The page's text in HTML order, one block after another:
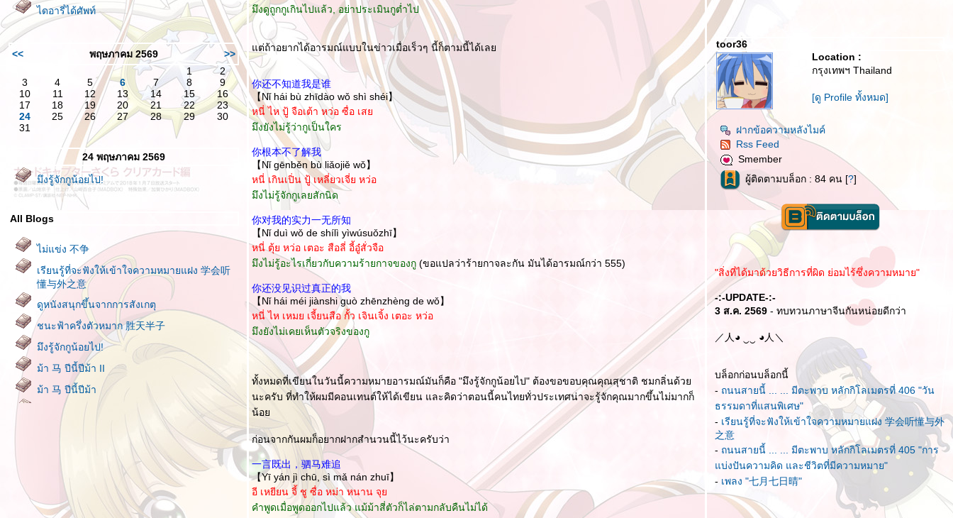
ไดอารี่ได้ศัพท์
<< พฤษภาคม 2569
>>
1
2
3
4 5 6 7 8
9
10
11 12 13 14 15
16
17
18 19 20 21 22
23
24
25 26 27 28 29
30
31
24 พฤษภาคม 2569
มึงรู้จักกูน้อยไป!
All Blogs
ไม่แข่ง 不争
เรียนรู้ที่จะฟังให้เข้าใจความหมายแฝง 学会听
懂与外之意
ดูหนังสนุกขึ้นจากการสังเกตุ
ชนะฟ้าครึ่งตัวหมาก 胜天半子
มึงรู้จักกูน้อยไป!
ม้า 马 ปีนี้ปีม้า II
ม้า 马 ปีนี้ปีม้า
คนฉลาด มี 9 อย่างที่ควรพูด และ 9 อย่างที่ไม่
บิดาแห่งความสำเร็จ 成功之父
บ้านยิ่งรกเท่าไหร่ คนที่อยู่ก็ยิ่งยากจนเท่านั้น 房
间有多乱 人就有多穷
ฉันได้เรียนรู้จากคำพูดนี้ 我被这段话教育了
มึงดูถูกกูเกินไปแล้ว, อย่าประเมินกูต่ำไป
ต่ถ้าอยากได้อารมณ์แบบในข่าวเมื่อเร็วๆ นี้ก็ตามนี้ได้เล
你还不知道我是谁
【Nǐ hái bù zhīdào wǒ shì shéi】
หนี่ ไห ปู้ จือเต้า หว่อ ซื่อ เส
มึงยังไม่รู้ว่ากูเป็นใคร
你根本不了解我
【Nǐ gēnběn bù liǎojiě wǒ】
หนี่ เกินเปิ่น ปู้ เหลี่ยวเจี่ย หว่อ
มึงไม่รู้จักกูเลยสักนิด
你对我的实力一无所知
【Nǐ duì wǒ de shílì yìwúsuǒzhī】
หนี่ ตุ้ย หว่อ เตอะ สือลี่ อี้อู๋สั่วจือ
มึงไม่รู้อะไรเกี่ยวกับความร้ายกาจของกู (ขอแปลว่าร้ายกาจละกัน มันได้อารมณ์กว่า 555)
你还没见识过真正的我
【Nǐ hái méi jiànshi guò zhēnzhèng de wǒ】
หนี่ ไห เหมย เจี้ยนสือ กั้ว เจินเจิ้ง เตอะ หว่อ
มึงยังไม่เคยเห็นตัวจริงของกู
ทั้งหมดที่เขียนในวันนี้ความหมายอารมณ์มันก็คือ "มึงรู้จักกูน้อยไป" ต้องขอขอบคุณคุณสุชาติ ชมกลิ่นด้ว
นะครับ ที่ทำให้ผมมีคอนเทนต์ให้ได้เขียน และคิดว่าตอนนี้คนไทยทั่วประเทศน่าจะรู้จักคุณมากขึ้นไม่มากก็
น้อ
ก่อนจากกันผมก็อยากฝากสำนวนนี้ไว้นะครับว่า
一言既出，驷马难追
【Yī yán jì chū, sì mǎ nán zhuī】
อี เหยียน จี้ ชู ซื่อ หม่า หนาน จุ
คำพูดเมื่อพูดออกไปแล้ว แม้ม้าสี่ตัวก็ไล่ตามกลับคืนไม่ได้
toor36
Location :
กรุงเทพฯ Thailand
[ดู Profile ทั้งหมด]
ฝากข้อความหลังไมค์
Rss Feed
Smember
ผู้ติดตามบล็อก : 84 คน [?]
"สิ่งที่ได้มาด้วยวิธีการที่ผิด ย่อมไร้ซึ่งความหมาย"
-:-UPDATE-:-
3 ส.ค. 2569 - ทบทวนภาษาจีนกันหน่อยดีกว่า
／人◕ ‿‿ ◕人＼
บล็อกก่อนบล็อกนี้
- ถนนสายนี้ ... ... มีตะพาบ หลักกิโลเมตรที่ 406 "วัน
ธรรมดาที่แสนพิเศษ"
- เรียนรู้ที่จะฟังให้เข้าใจความหมายแฝง 学会听懂与外
之意
- ถนนสายนี้ ... ... มีตะพาบ หลักกิโลเมตรที่ 405 "การ
บ่งปันความคิด และชีวิตที่มีความหมาย"
- เพลง "七月七日晴"